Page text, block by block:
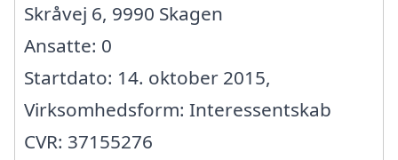
Skråvej 6, 9990 Skagen
Ansatte: 0
Startdato: 14. oktober 2015,
Virksomhedsform: Interessentskab
CVR: 37155276